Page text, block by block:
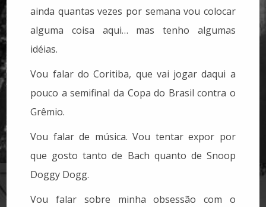
ainda quantas vezes por semana vou colocar
alguma coisa aqui… mas tenho algumas
idéias.
Vou falar do Coritiba, que vai jogar daqui a
pouco a semifinal da Copa do Brasil contra o
Grêmio.
Vou falar de música. Vou tentar expor por
que gosto tanto de Bach quanto de Snoop
Doggy Dogg.
Vou falar sobre minha obsessão com o